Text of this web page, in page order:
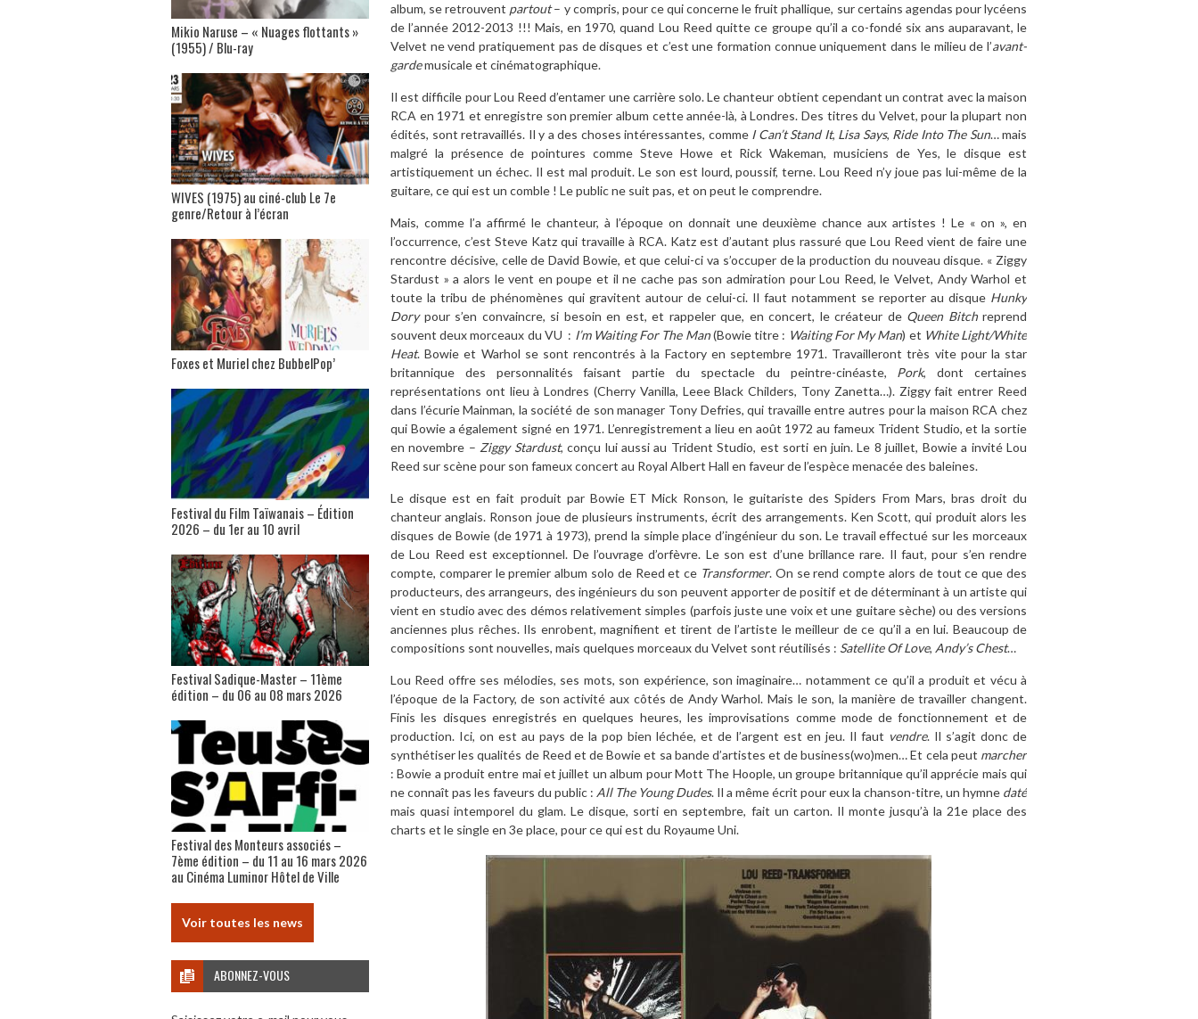
album, se retrouvent partout– y compris, pour ce qui concerne le fruit phallique, sur certains agendas pour lycéens
de l’année 2012-2013 !!! Mais, en 1970, quand Lou Reed quitte ce groupe qu’il a co-fondé six ans auparavant, le
Velvet ne vend pratiquement pas de disques et c’est une formation connue uniquement dans le milieu de l’avant-
gardemusicale et cinématographique.
Il est difficile pour Lou Reed d’entamer une carrière solo. Le chanteur obtient cependant un contrat avec la maison
RCA en 1971 et enregistre son premier album cette année-là, à Londres. Des titres du Velvet, pour la plupart non
édités, sont retravaillés. Il y a des choses intéressantes, comme I Can’t Stand It, Lisa Says, Ride Into The Sun… mais
malgré la présence de pointures comme Steve Howe et Rick Wakeman, musiciens de Yes, le disque est
artistiquement un échec. Il est mal produit. Le son est lourd, poussif, terne. Lou Reed n’y joue pas lui-même de la
guitare, ce qui est un comble ! Le public ne suit pas, et on peut le comprendre.
Mais, comme l’a affirmé le chanteur, à l’époque on donnait une deuxième chance aux artistes ! Le « on », en
l’occurrence, c’est Steve Katz qui travaille à RCA. Katz est d’autant plus rassuré que Lou Reed vient de faire une
rencontre décisive, celle de David Bowie, et que celui-ci va s’occuper de la production du nouveau disque. « Ziggy
Stardust » a alors le vent en poupe et il ne cache pas son admiration pour Lou Reed, le Velvet, Andy Warhol et
toute la tribu de phénomènes qui gravitent autour de celui-ci. Il faut notamment se reporter au disque Hunky
Dorypour s’en convaincre, si besoin en est, et rappeler que, en concert, le créateur de Queen Bitchreprend
souvent deux morceaux du VU : I’m Waiting For The Man(Bowie titre : Waiting For My Man) et White Light/White
Heat. Bowie et Warhol se sont rencontrés à la Factory en septembre 1971. Travailleront très vite pour la star
britannique des personnalités faisant partie du spectacle du peintre-cinéaste, Pork, dont certaines
représentations ont lieu à Londres (Cherry Vanilla, Leee Black Childers, Tony Zanetta…). Ziggy fait entrer Reed
dans l’écurie Mainman, la société de son manager Tony Defries, qui travaille entre autres pour la maison RCA chez
qui Bowie a également signé en 1971. L’enregistrement a lieu en août 1972 au fameux Trident Studio, et la sortie
en novembre – Ziggy Stardust, conçu lui aussi au Trident Studio, est sorti en juin. Le 8 juillet, Bowie a invité Lou
Reed sur scène pour son fameux concert au Royal Albert Hall en faveur de l’espèce menacée des baleines.
Le disque est en fait produit par Bowie ET Mick Ronson, le guitariste des Spiders From Mars, bras droit du
chanteur anglais. Ronson joue de plusieurs instruments, écrit des arrangements. Ken Scott, qui produit alors les
disques de Bowie (de 1971 à 1973), prend la simple place d’ingénieur du son. Le travail effectué sur les morceaux
de Lou Reed est exceptionnel. De l’ouvrage d’orfèvre. Le son est d’une brillance rare. Il faut, pour s’en rendre
compte, comparer le premier album solo de Reed et ce Transformer. On se rend compte alors de tout ce que des
producteurs, des arrangeurs, des ingénieurs du son peuvent apporter de positif et de déterminant à un artiste qui
vient en studio avec des démos relativement simples (parfois juste une voix et une guitare sèche) ou des versions
anciennes plus rêches. Ils enrobent, magnifient et tirent de l’artiste le meilleur de ce qu’il a en lui. Beaucoup de
compositions sont nouvelles, mais quelques morceaux du Velvet sont réutilisés : Satellite Of Love, Andy’s Chest…
Lou Reed offre ses mélodies, ses mots, son expérience, son imaginaire… notamment ce qu’il a produit et vécu à
l’époque de la Factory, de son activité aux côtés de Andy Warhol. Mais le son, la manière de travailler changent.
Finis les disques enregistrés en quelques heures, les improvisations comme mode de fonctionnement et de
production. Ici, on est au pays de la pop bien léchée, et de l’argent est en jeu. Il faut vendre. Il s’agit donc de
synthétiser les qualités de Reed et de Bowie et sa bande d’artistes et de business(wo)men… Et cela peut marcher
: Bowie a produit entre mai et juillet un album pour Mott The Hoople, un groupe britannique qu’il apprécie mais qui
ne connaît pas les faveurs du public : All The Young Dudes. Il a même écrit pour eux la chanson-titre, un hymne daté
mais quasi intemporel du glam. Le disque, sorti en septembre, fait un carton. Il monte jusqu’à la 21e place des
charts et le single en 3e place, pour ce qui est du Royaume Uni.
Mikio Naruse – « Nuages flottants »
(1955) / Blu-ray
WIVES (1975) au ciné-club Le 7e
genre/Retour à l’écran
Foxes et Muriel chez BubbelPop’
Festival du Film Taïwanais – Édition
2026 – du 1er au 10 avril
Festival Sadique-Master – 11ème
édition – du 06 au 08 mars 2026
Festival des Monteurs associés –
7ème édition – du 11 au 16 mars 2026
au Cinéma Luminor Hôtel de Ville
Voir toutes les news
ABONNEZ-VOUS